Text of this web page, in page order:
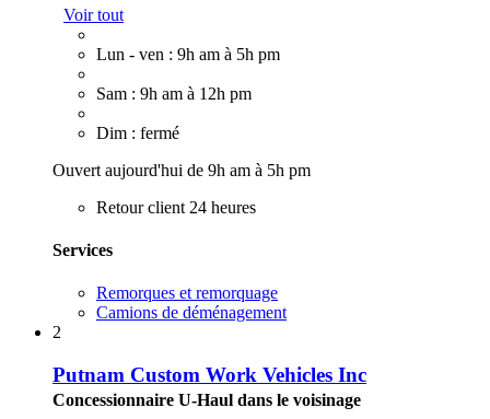
Voir tout
Lun - ven : 9h am à 5h pm
Sam : 9h am à 12h pm
Dim : fermé
Ouvert aujourd'hui de 9h am à 5h pm
Retour client 24 heures
Services
Remorques et remorquage
Camions de déménagement
2
Putnam Custom Work Vehicles Inc
Concessionnaire U-Haul dans le voisinage